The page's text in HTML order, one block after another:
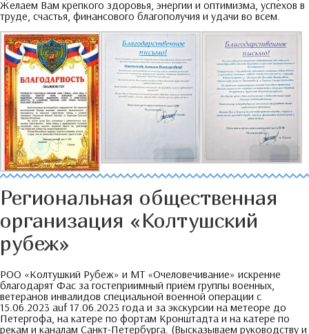
Желаем Вам крепкого здоровья, энергии и оптимизма, успехов в
труде, счастья, финансового благополучия и удачи во всем.
Региональная общественная
организация «Колтушский
рубеж»
РОО «Колтушкий Рубеж» и МТ «Очеловечивание» искренне
благодарят Фас за гостеприимный приём группы военных
ветеранов инвалидов специальной военной операции с
15.06.2023 auf 17.06.2023 года и за экскурсии на метеоре до
Петергофа на катере по фортам Кронштадта и на катере по
рекам и каналам Санкт-Петербурга. (Высказываем руководству и